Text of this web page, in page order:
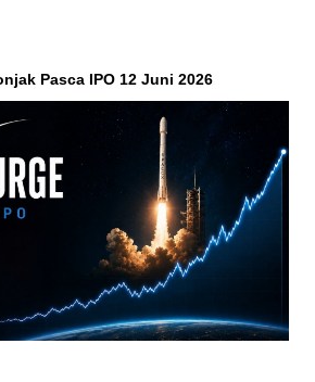
Pasca IPO 12 Juni 2026